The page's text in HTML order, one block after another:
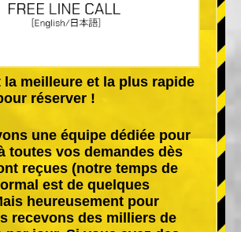
la meilleure et la plus rapide
réserver !
une équipe dédiée pour
toutes vos demandes dès
reçues (notre temps de
est de quelques
heureusement pour
recevons des milliers de